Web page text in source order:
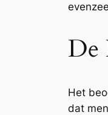
De
Het
dat